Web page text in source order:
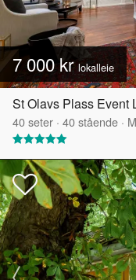
7 000 krlokalleie
St Olavs Plass Event
40seter · 40stående ·